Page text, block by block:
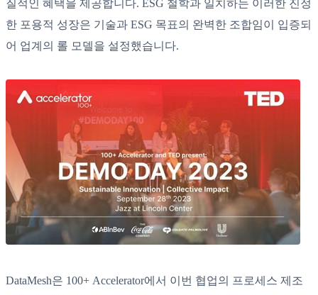
질적인 혜택을 제공합니다. ESG 철학과 일치하는 이러한 진정
한 포용적 성장은 기술과 ESG 목표의 완벽한 조합임이 입증되
어 업계의 롤 모델을 설정했습니다.
DataMesh은 100+ Accelerator에서 이번 협업의 프로세스 제조